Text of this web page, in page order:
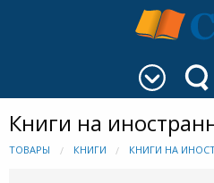
Книги на
ТОВАРЫ КНИГИ КНИГИ НА